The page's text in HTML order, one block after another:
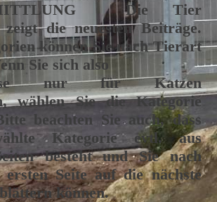
Die Tier
die neuesten Beiträge.
können Sie nach Tierart
Sie sich also
nur für Katzen
wählen Sie die Kategorie
beachten Sie auch, dass
Kategorie evtl. aus
besteht und Sie nach
Seite auf die nächste
können.